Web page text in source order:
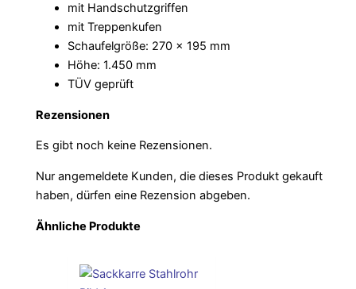
mit Handschutzgriffen
mit Treppenkufen
Schaufelgröße: 270 x 195 mm
Höhe: 1.450 mm
TÜV geprüft
Rezensionen
Es gibt noch keine Rezensionen.
Nur angemeldete Kunden, die dieses Produkt gekauft
haben, dürfen eine Rezension abgeben.
Ähnliche Produkte